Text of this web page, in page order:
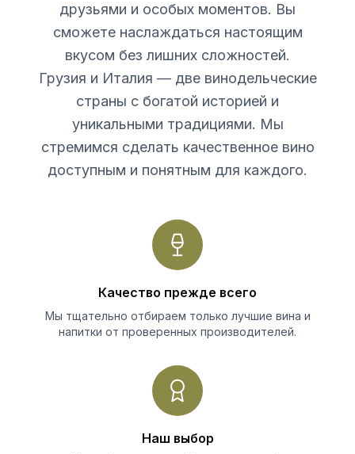
друзьями и особых моментов. Вы
сможете наслаждаться настоящим
вкусом без лишних сложностей.
Грузия и Италия — две винодельческие
страны с богатой историей и
уникальными традициями. Мы
стремимся сделать качественное вино
доступным и понятным для каждого.
Качество прежде всего
Мы тщательно отбираем только лучшие вина и
напитки от проверенных производителей.
Наш выбор